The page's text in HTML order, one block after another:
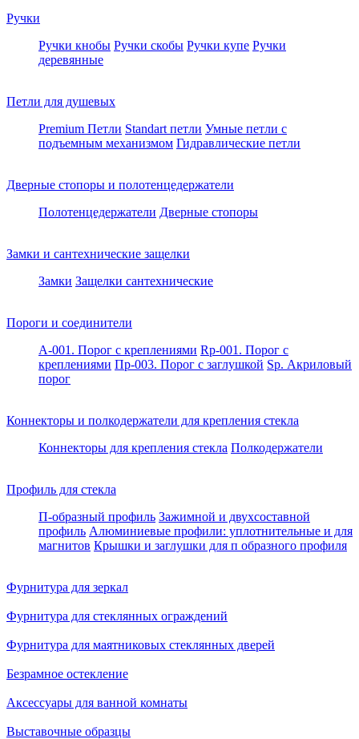
Ручки
Ручки кнобы Ручки скобы Ручки купе Ручки
деревянные
Петли для душевых
Premium Петли Standart петли Умные петли c
подъемным механизмом Гидравлические петли
Дверные стопоры и полотенцедержатели
Полотенцедержатели Дверные стопоры
Замки и сантехнические защелки
Замки Защелки сантехнические
Пороги и соединители
A-001. Порог с креплениями Rp-001. Порог с
креплениями Пр-003. Порог с заглушкой Sp. Акриловый
порог
Коннекторы и полкодержатели для крепления стекла
Коннекторы для крепления стекла Полкодержатели
Профиль для стекла
П-образный профиль Зажимной и двухсоставной
профиль Алюминиевые профили: уплотнительные и для
магнитов Крышки и заглушки для п образного профиля
Фурнитура для зеркал
Фурнитура для стеклянных ограждений
Фурнитура для маятниковых стеклянных дверей
Безрамное остекление
Аксессуары для ванной комнаты
Выставочные образцы